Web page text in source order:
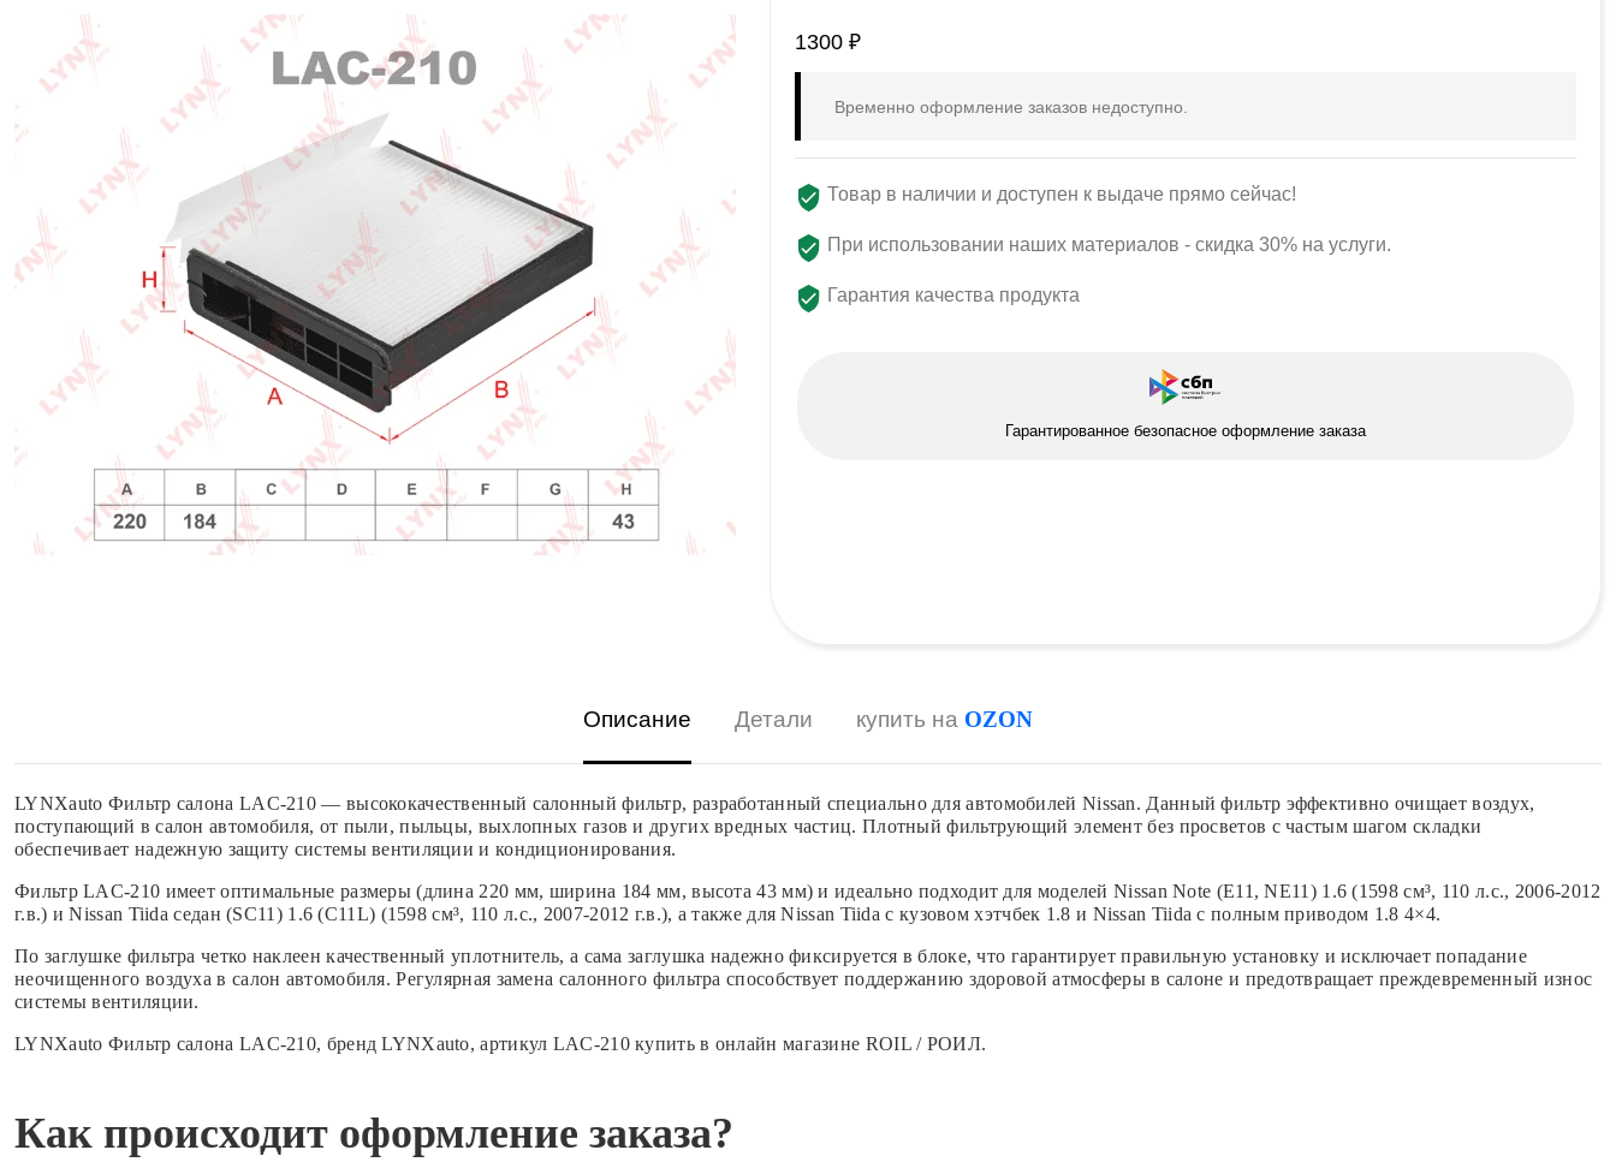
1300 ₽
Временно оформление заказов недоступно.
Товар в наличии и доступен к выдаче прямо сейчас!
При использовании наших материалов - скидка 30% на услуги.
Гарантия качества продукта
Гарантированное безопасное оформление заказа
Описание Детали купить на OZON
LYNXauto Фильтр салона LAC-210 — высококачественный салонный фильтр, разработанный специально для автомобилей Nissan. Данный фильтр эффективно очищает воздух,
поступающий в салон автомобиля, от пыли, пыльцы, выхлопных газов и других вредных частиц. Плотный фильтрующий элемент без просветов с частым шагом складки
обеспечивает надежную защиту системы вентиляции и кондиционирования.
Фильтр LAC-210 имеет оптимальные размеры (длина 220 мм, ширина 184 мм, высота 43 мм) и идеально подходит для моделей Nissan Note (E11, NE11) 1.6 (1598 см³, 110 л.с., 2006-2012
г.в.) и Nissan Tiida седан (SC11) 1.6 (C11L) (1598 см³, 110 л.с., 2007-2012 г.в.), а также для Nissan Tiida с кузовом хэтчбек 1.8 и Nissan Tiida с полным приводом 1.8 4×4.
По заглушке фильтра четко наклеен качественный уплотнитель, а сама заглушка надежно фиксируется в блоке, что гарантирует правильную установку и исключает попадание
неочищенного воздуха в салон автомобиля. Регулярная замена салонного фильтра способствует поддержанию здоровой атмосферы в салоне и предотвращает преждевременный износ
системы вентиляции.
LYNXauto Фильтр салона LAC-210, бренд LYNXauto, артикул LAC-210 купить в онлайн магазине ROIL / РОИЛ.
Как происходит оформление заказа?